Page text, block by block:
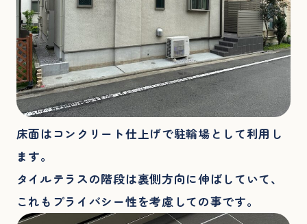
床面はコンクリート仕上げで駐輪場として利用し
ます。
タイルテラスの階段は裏側方向に伸ばしていて、
これもプライバシー性を考慮しての事です。